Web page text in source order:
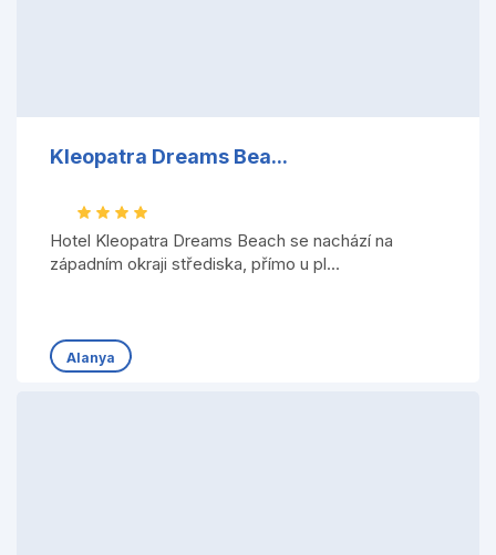
Kleopatra Dreams Bea...
Hotel Kleopatra Dreams Beach se nachází na
západním okraji střediska, přímo u pl...
Alanya